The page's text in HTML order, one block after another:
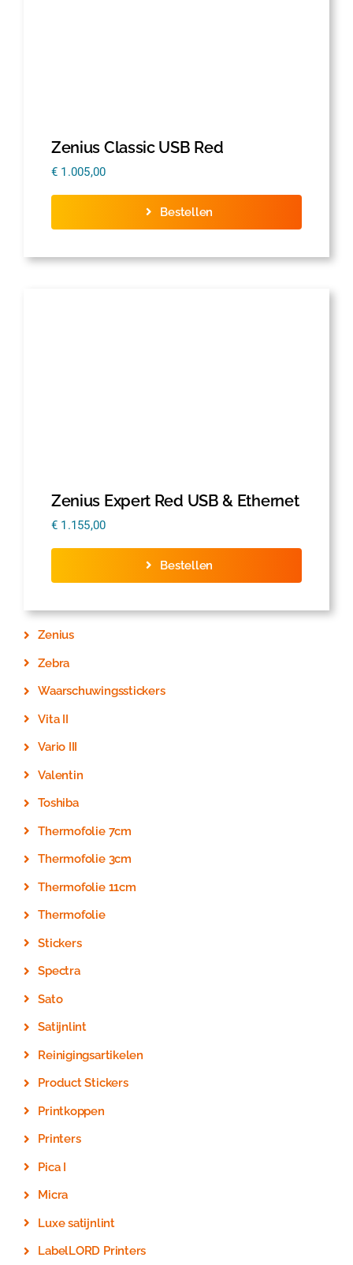
Zenius
Zebra
Waarschuwingsstickers
Vita II
Vario III
Valentin
Toshiba
Thermofolie 7cm
Thermofolie 3cm
Thermofolie 11cm
Thermofolie
Stickers
Spectra
Sato
Satijnlint
Reinigingsartikelen
Product Stickers
Printkoppen
Printers
Pica I
Micra
Luxe satijnlint
LabelLORD Printers
Zenius Classic USB Red
€ 1.005,00
Bestellen
Zenius Expert Red USB & Ethernet
€ 1.155,00
Bestellen